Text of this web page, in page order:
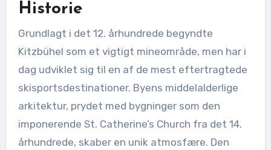
Historie
Grundlagt i det 12. århundrede begyndte
Kitzbühel som et vigtigt mineområde, men har i
dag udviklet sig til en af de mest eftertragtede
skisportsdestinationer. Byens middelalderlige
arkitektur, prydet med bygninger som den
imponerende St. Catherine’s Church fra det 14.
århundrede, skaber en unik atmosfære. Den